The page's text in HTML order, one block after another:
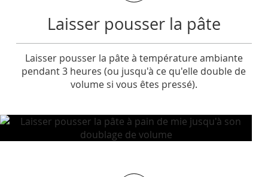
Laisser pousser la pâte
Laisser pousser la pâte à température ambiante
pendant 3 heures (ou jusqu'à ce qu'elle double de
volume si vous êtes pressé).